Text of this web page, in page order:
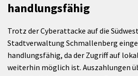
handlungsfähig
Trotz der Cyberattacke auf die
Stadtverwaltung Schmallenberg
handlungsfähig, da der Zugriff auf
weiterhin möglich ist. Auszahlungen